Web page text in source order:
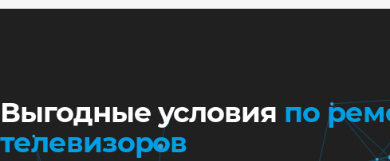
На выполненные работы выдаём документы и гарантию
Выгодные условия по
телевизоров